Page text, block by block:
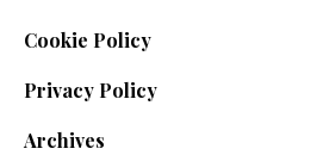
Cookie Policy
Privacy Policy
Archives